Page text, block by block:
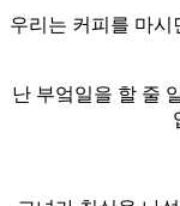
우리는 커피를 마시
난 부엌일을 할 줄